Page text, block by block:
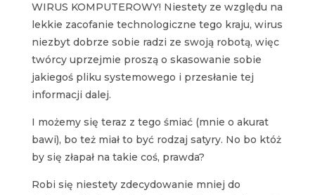
WIRUS KOMPUTEROWY! Niestety ze względu na
lekkie zacofanie technologiczne tego kraju, wirus
niezbyt dobrze sobie radzi ze swoją robotą, więc
twórcy uprzejmie proszą o skasowanie sobie
jakiegoś pliku systemowego i przesłanie tej
informacji dalej.
I możemy się teraz z tego śmiać (mnie o akurat
bawi), bo też miał to być rodzaj satyry. No bo któż
by się złapał na takie coś, prawda?
Robi się niestety zdecydowanie mniej do